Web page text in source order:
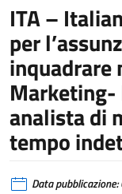
ITA –
per
inquadrare
analista di
tempo
Data pubblicazione: